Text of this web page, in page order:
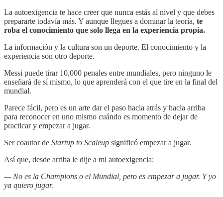
La autoexigencia te hace creer que nunca estás al nivel y que debes
prepararte todavía más. Y aunque llegues a dominar la teoría, te
roba el conocimiento que solo llega en la experiencia propia.
La información y la cultura son un deporte. El conocimiento y la
experiencia son otro deporte.
Messi puede tirar 10,000 penales entre mundiales, pero ninguno le
enseñará de sí mismo, lo que aprenderá con el que tire en la final del
mundial.
Parece fácil, pero es un arte dar el paso hacia atrás y hacia arriba
para reconocer en uno mismo cuándo es momento de dejar de
practicar y empezar a jugar.
Ser coautor de Startup to Scaleup significó empezar a jugar.
Así que, desde arriba le dije a mi autoexigencia:
— No es la Champions o el Mundial, pero es empezar a jugar. Y yo
ya quiero jugar.